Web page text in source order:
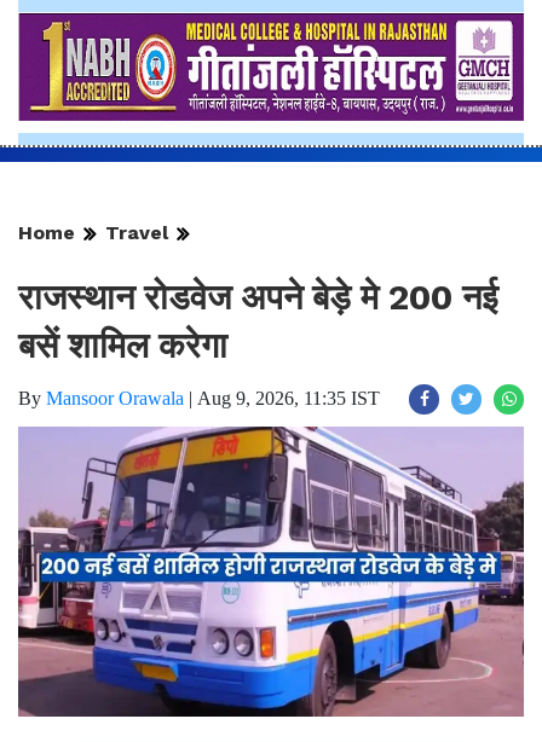
Home Travel
राजस्थान रोडवेज अपने बेड़े मे 200 नई
बसें शामिल करेगा
By Mansoor Orawala | Aug 9, 2026, 11:35 IST